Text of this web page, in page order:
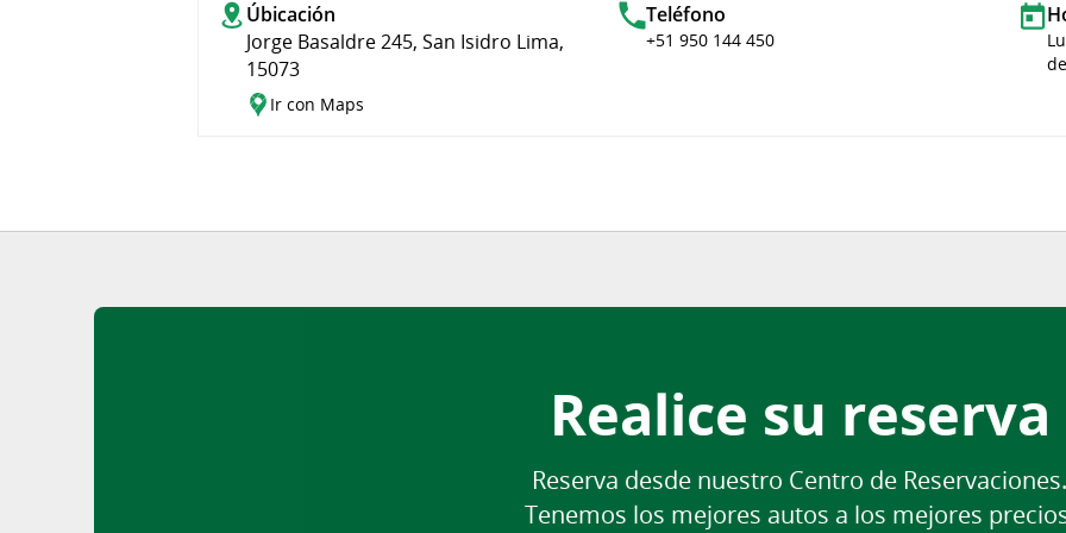
Úbicación
Jorge Basaldre 245, San Isidro Lima,
15073
Ir con Maps
Teléfono
+51 950 144 450
Realice su reserva
Reserva desde nuestro Centro de Reservaciones.
Tenemos los mejores autos a los mejores